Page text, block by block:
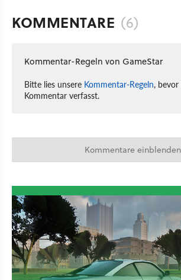
KOMMENTARE (6)
Kommentar-Regeln von GameStar
Bitte lies unsere Kommentar-Regeln,
Kommentar verfasst.
Kommentare einblenden